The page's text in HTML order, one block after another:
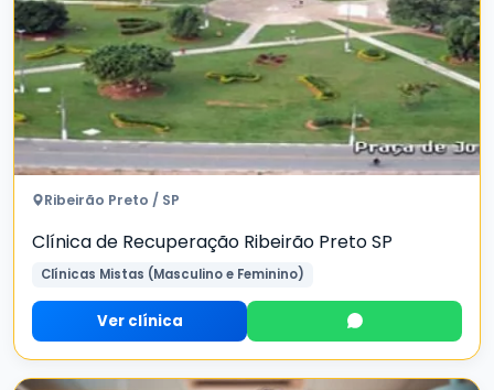
Ribeirão Preto / SP
Clínica de Recuperação Ribeirão Preto SP
Clínicas Mistas (Masculino e Feminino)
Ver clínica